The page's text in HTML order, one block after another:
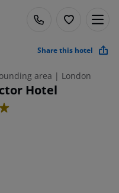
Share this hotel
area | London
Hotel